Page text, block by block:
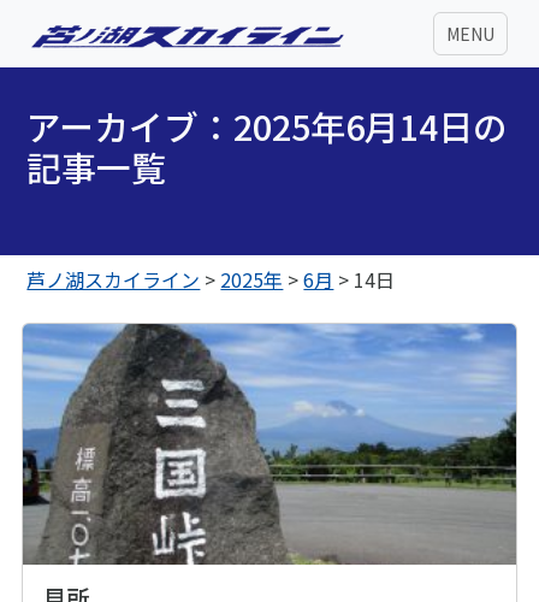
MENU
アーカイブ：2025年6月14日の
記事一覧
芦ノ湖スカイライン > 2025年 >6月 > 14日